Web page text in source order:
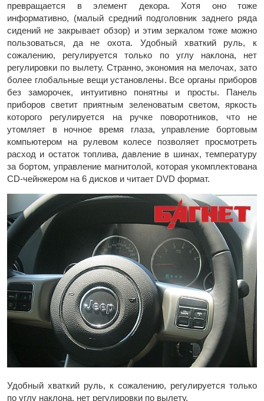
превращается в элемент декора. Хотя оно тоже
информативно, (малый средний подголовник заднего ряда
сидений не закрывает обзор) и этим зеркалом тоже можно
пользоваться, да не охота. Удобный хваткий руль, к
сожалению, регулируется только по углу наклона, нет
регулировки по вылету. Странно, экономия на мелочах, зато
более глобальные вещи установлены. Все органы приборов
без заморочек, интуитивно понятны и просты. Панель
приборов светит приятным зеленоватым светом, яркость
которого регулируется на ручке поворотников, что не
утомляет в ночное время глаза, управление бортовым
компьютером на рулевом колесе позволяет просмотреть
расход и остаток топлива, давление в шинах, температуру
за бортом, управление магнитолой, которая укомплектована
CD-чейнжером на 6 дисков и читает DVD формат.
Удобный хваткий руль, к сожалению, регулируется только
по углу наклона, нет регулировки по вылету.